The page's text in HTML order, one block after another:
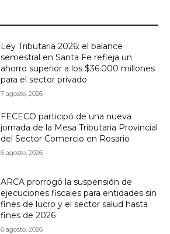
Ley Tributaria 2026: el balance
semestral en Santa Fe refleja un
ahorro superior a los $36.000 millones
para el sector privado
7 agosto, 2026
FECECO participó de una nueva
jornada de la Mesa Tributaria Provincial
del Sector Comercio en Rosario
6 agosto, 2026
ARCA prorrogó la suspensión de
ejecuciones fiscales para entidades sin
fines de lucro y el sector salud hasta
fines de 2026
6 agosto, 2026